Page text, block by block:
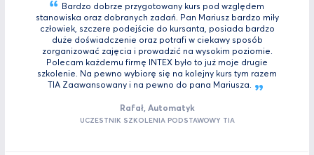
Bardzo dobrze przygotowany kurs pod względem
stanowiska oraz dobranych zadań. Pan Mariusz bardzo miły
człowiek, szczere podejście do kursanta, posiada bardzo
duże doświadczenie oraz potrafi w ciekawy sposób
zorganizować zajęcia i prowadzić na wysokim poziomie.
Polecam każdemu firmę INTEX było to już moje drugie
szkolenie. Na pewno wybiorę się na kolejny kurs tym razem
TIA Zaawansowany i na pewno do pana Mariusza.
Rafał, Automatyk
UCZESTNIK SZKOLENIA PODSTAWOWY TIA